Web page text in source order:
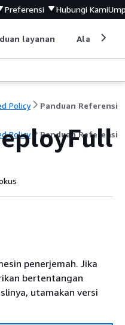
Preferensi Hubungi Kami
layanan Alat
Policy Panduan Referensi
Policy Panduan Referensi
penerjemah. Jika
bertentangan
utamakan versi